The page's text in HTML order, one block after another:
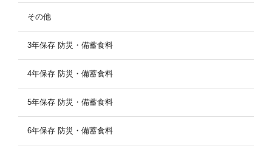
その他
3年保存 防災・備蓄食料
4年保存 防災・備蓄食料
5年保存 防災・備蓄食料
6年保存 防災・備蓄食料